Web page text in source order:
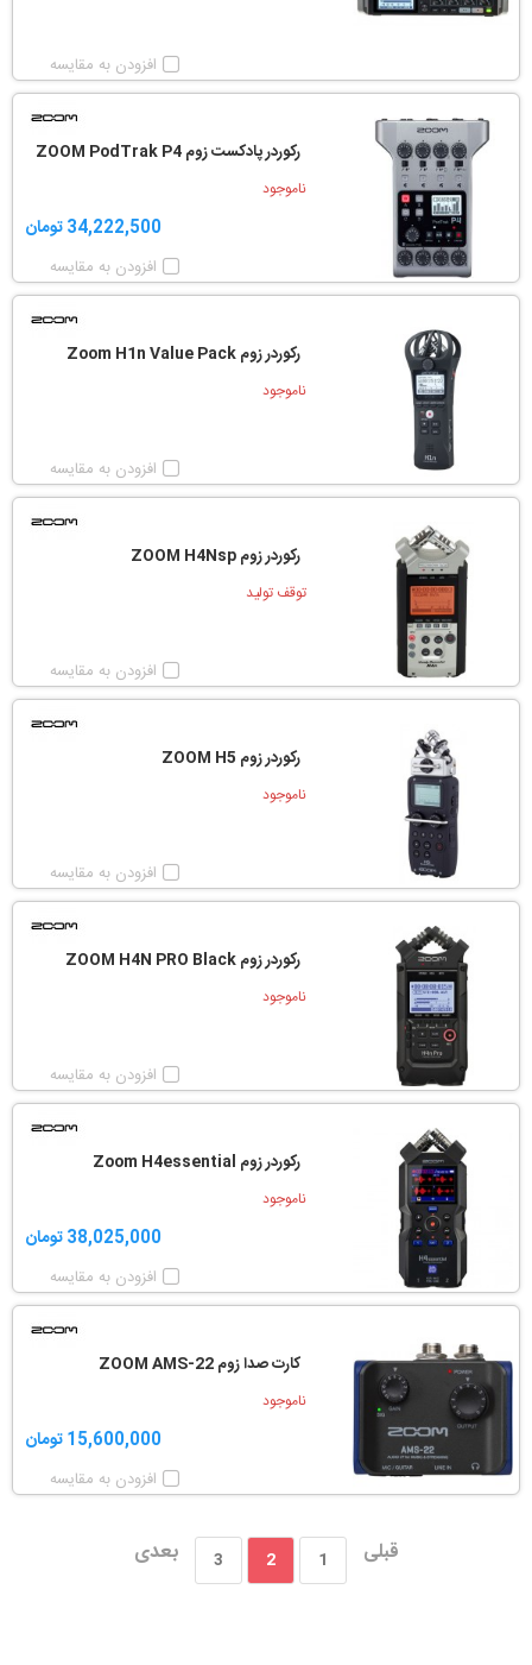
افزودن به مقایسه
رکوردر پادکست زوم ZOOM PodTrak P4
ناموجود
34,222,500 تومان
افزودن به مقایسه
رکوردر زوم Zoom H1n Value Pack
ناموجود
افزودن به مقایسه
رکوردر زوم ZOOM H4Nsp
توقف تولید
افزودن به مقایسه
رکوردر زوم ZOOM H5
ناموجود
افزودن به مقایسه
رکوردر زوم ZOOM H4N PRO Black
ناموجود
افزودن به مقایسه
رکوردر زوم Zoom H4essential
ناموجود
38,025,000 تومان
افزودن به مقایسه
کارت صدا زوم ZOOM AMS-22
ناموجود
15,600,000 تومان
افزودن به مقایسه
قبلی 1
2
3 بعدی